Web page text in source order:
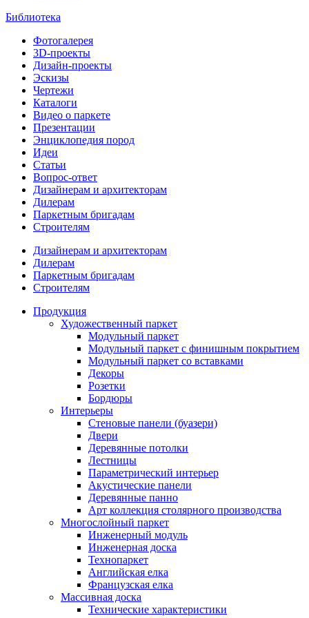
Библиотека
Фотогалерея
3D-проекты
Дизайн-проекты
Эскизы
Чертежи
Каталоги
Видео о паркете
Презентации
Энциклопедия пород
Идеи
Статьи
Вопрос-ответ
Дизайнерам и архитекторам
Дилерам
Паркетным бригадам
Строителям
Дизайнерам и архитекторам
Дилерам
Паркетным бригадам
Строителям
Продукция
Художественный паркет
Модульный паркет
Модульный паркет с финишным покрытием
Модульный паркет со вставками
Декоры
Розетки
Бордюры
Интерьеры
Стеновые панели (буазери)
Двери
Деревянные потолки
Лестницы
Параметрический интерьер
Акустические панели
Деревянные панно
Арт коллекция столярного производства
Многослойный паркет
Инженерный модуль
Инженерная доска
Технопаркет
Английская елка
Французская елка
Массивная доска
Технические характеристики